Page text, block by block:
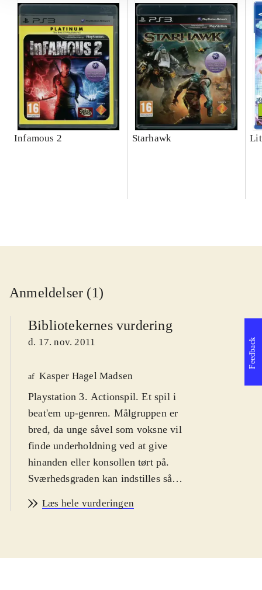
Infamous 2 Starhawk
Anmeldelser (1)
Bibliotekernes vurdering
d. 17. nov. 2011
af Kasper Hagel Madsen
Playstation 3. Actionspil. Et spil i
beat'em up-genren. Målgruppen er
bred, da unge såvel som voksne vil
finde underholdning ved at give
hinanden eller konsollen tørt på.
Sværhedsgraden kan indstilles så
Ikon for vold. PEGI: 16.
en PS3 remasteret udgave. Takket
Læs hele vurderingen
Feedback